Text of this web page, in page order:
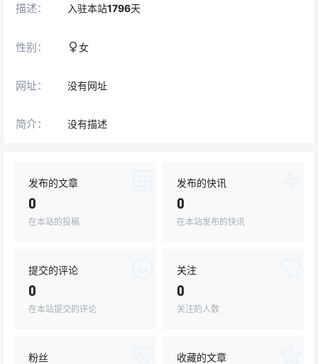
描述： 入驻本站1796天
性别： 女
网址： 没有网址
简介： 没有描述
发布的文章
0
在本站的投稿
发布的快讯
0
在本站发布的快讯
提交的评论
0
在本站提交的评论
关注
0
关注的人数
粉丝 收藏的文章